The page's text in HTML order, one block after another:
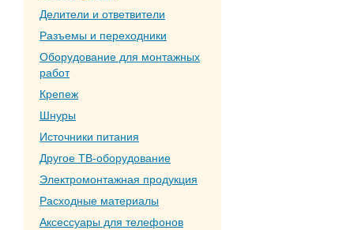
Делители и ответвители
Разъемы и переходники
Оборудование для монтажных
работ
Крепеж
Шнуры
Источники питания
Другое ТВ-оборудование
Электромонтажная продукция
Расходные материалы
Аксессуары для телефонов